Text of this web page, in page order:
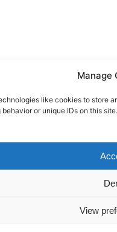
Manage
like cookies to store
or unique IDs on this
View